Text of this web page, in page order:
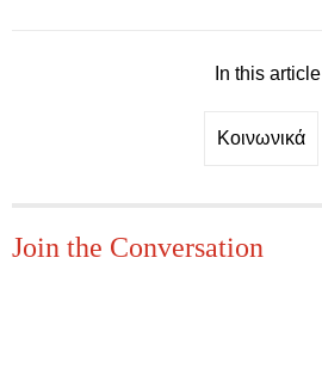
In this article
Κοινωνικά
Join the Conversation